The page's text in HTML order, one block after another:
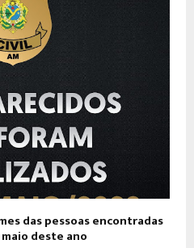
das pessoas encontradas
deste ano